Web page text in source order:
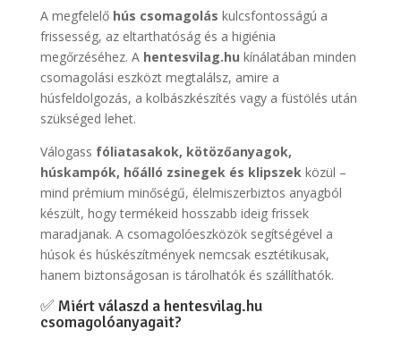
A megfelelő hús csomagolás kulcsfontosságú a
frissesség, az eltarthatóság és a higiénia
megőrzéséhez. A hentesvilag.hu kínálatában minden
csomagolási eszközt megtalálsz, amire a
húsfeldolgozás, a kolbászkészítés vagy a füstölés után
szükséged lehet.
Válogass fóliatasakok, kötözőanyagok,
húskampók, hőálló zsinegek és klipszekközül –
mind prémium minőségű, élelmiszerbiztos anyagból
készült, hogy termékeid hosszabb ideig frissek
maradjanak. A csomagolóeszközök segítségével a
húsok és húskészítmények nemcsak esztétikusak,
hanem biztonságosan is tárolhatók és szállíthatók.
✅ Miért válaszd a hentesvilag.hu
csomagolóanyagait?